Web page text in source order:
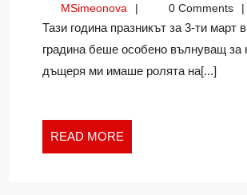
MSimeonovaMSimeonova0 Comments
Тази година празникът за 3-ти март в детската
градина беше особено вълнуващ за
дъщеря ми имаше ролята на[...]
READ MORE
MORE